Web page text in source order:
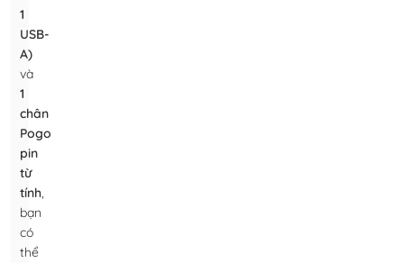
1
USB-
A)
và
1
chân
Pogo
pin
từ
tính,
bạn
có
thể